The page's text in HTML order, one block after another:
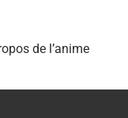
de l’anime